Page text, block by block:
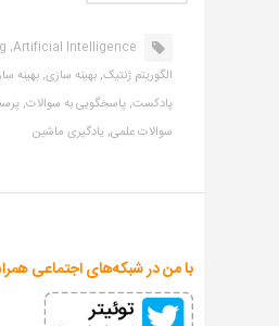
Artificial Intelligence,
الگوریتم ژنتیک,بهینه سازی,بهینه
پادکست,پاسخگویی به سوالات,
سوالات علمی, یادگیری ماشین
با من در شبکه‌های اجتماعی